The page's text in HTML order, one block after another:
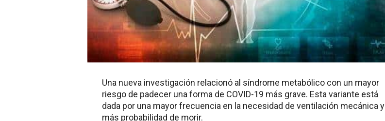
Una nueva investigación relacionó al síndrome metabólico con un mayor
riesgo de padecer una forma de COVID-19 más grave. Esta variante está
dada por una mayor frecuencia en la necesidad de ventilación mecánica y
más probabilidad de morir.